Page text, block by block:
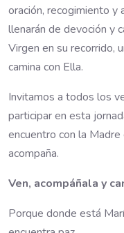
oración, recogimiento y
llenarán de devoción y
Virgen en su recorrido,
camina con Ella.
Invitamos a todos los
participar en esta
encuentro con la
acompaña.
Ven, acompáñala y
Porque donde está